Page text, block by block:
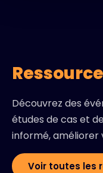
Découvrez des
études de cas et
informé, améliorer
Voir toutes les